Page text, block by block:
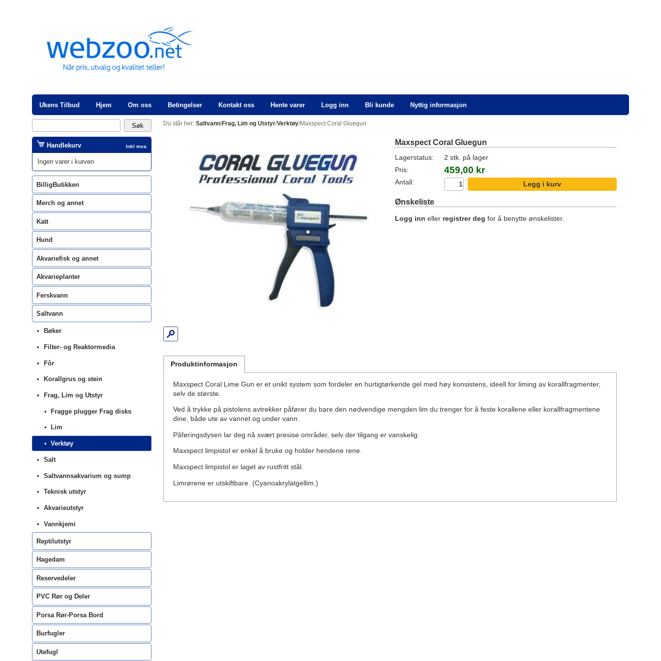
Ukens Tilbud Hjem Om oss Betingelser Kontakt oss Hente varer Logg inn Bli kunde Nyttig informasjon
Du står her:Saltvann/Frag, Lim og Utstyr/Verktøy/Maxspect Coral Gluegun
Maxspect Coral Gluegun
Lagerstatus:
2 stk. på lager
Pris:
459,00 kr
Antall:
Ønskeliste
Logg inn eller registrer deg for å benytte ønskelister.
Produktinformasjon
Maxspect Coral Lime Gun er et unikt system som fordeler en hurtigtørkende gel med høy konsistens, ideell for liming av korallfragmenter,
selv de største.
Ved å trykke på pistolens avtrekker påfører du bare den nødvendige mengden lim du trenger for å feste korallene eller korallfragmentene
dine, både ute av vannet og under vann.
Påføringsdysen lar deg nå svært presise områder, selv der tilgang er vanskelig.
Maxspect limpistol er enkel å bruke og holder hendene rene.
Maxspect limpistol er laget av rustfritt stål.
Limrørene er utskiftbare. (Cyanoakrylatgellim.)
Inkl mva
Handlekurv
Ingen varer i kurven
BilligButikken
Merch og annet
Katt
Hund
Akvariefisk og annet
Akvarieplanter
Ferskvann
Saltvann
Bøker
Filter- og Reaktormedia
Fôr
Korallgrus og stein
Frag, Lim og Utstyr
Fragge plugger Frag disks
Lim
Verktøy
Salt
Saltvannsakvarium og sump
Teknisk utstyr
Akvarieutstyr
Vannkjemi
Reptilutstyr
Hagedam
Reservedeler
PVC Rør og Deler
Porsa Rør-Porsa Bord
Burfugler
Utefugl